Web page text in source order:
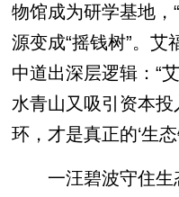
物馆成为研学基地，
源变成“摇钱树”。
中道出深层逻辑：“
水青山又吸引资本
环，才是真正的‘生态
一汪碧波守住生